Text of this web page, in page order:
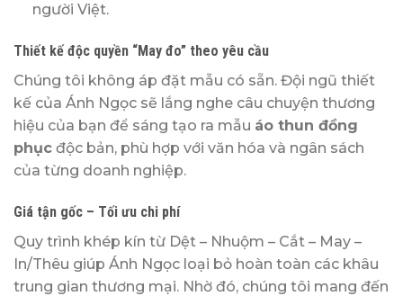
người Việt.
Thiết kế độc quyền “May đo” theo yêu cầu
Chúng tôi không áp đặt mẫu có sẵn. Đội ngũ thiết
kế của Ánh Ngọc sẽ lắng nghe câu chuyện thương
hiệu của bạn để sáng tạo ra mẫu áo thun đồng
phục độc bản, phù hợp với văn hóa và ngân sách
của từng doanh nghiệp.
Giá tận gốc – Tối ưu chi phí
Quy trình khép kín từ Dệt – Nhuộm – Cắt – May –
In/Thêu giúp Ánh Ngọc loại bỏ hoàn toàn các khâu
trung gian thương mại. Nhờ đó, chúng tôi mang đến